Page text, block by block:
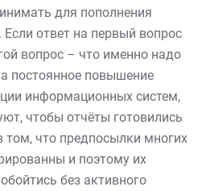
для пополнения
ответ на первый вопрос
вопрос – что именно надо
постоянное повышение
информационных систем,
чтобы отчёты готовились
том, что предпосылки многих
и поэтому их
без активного